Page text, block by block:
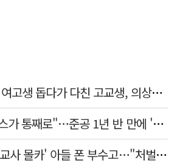
'장윤기 사건' 피해 여고생 돕다가 다친 고교생, 의상자 인정
"아파트 외벽 테라스가 통째로"…준공 1년 반 만에 '아찔 사고'
전북 경찰 간부 '女교사 몰카' 아들 폰 부수고…"처벌 못하는 사안" 내부망에 글